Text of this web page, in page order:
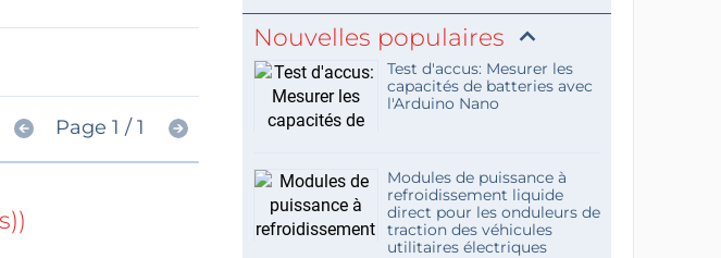
Page 1 / 1
Nouvelles populaires
Test d'accus: Mesurer les
capacités de batteries avec
l'Arduino Nano
Modules de puissance à
refroidissement liquide
direct pour les onduleurs de
traction des véhicules
utilitaires électriques